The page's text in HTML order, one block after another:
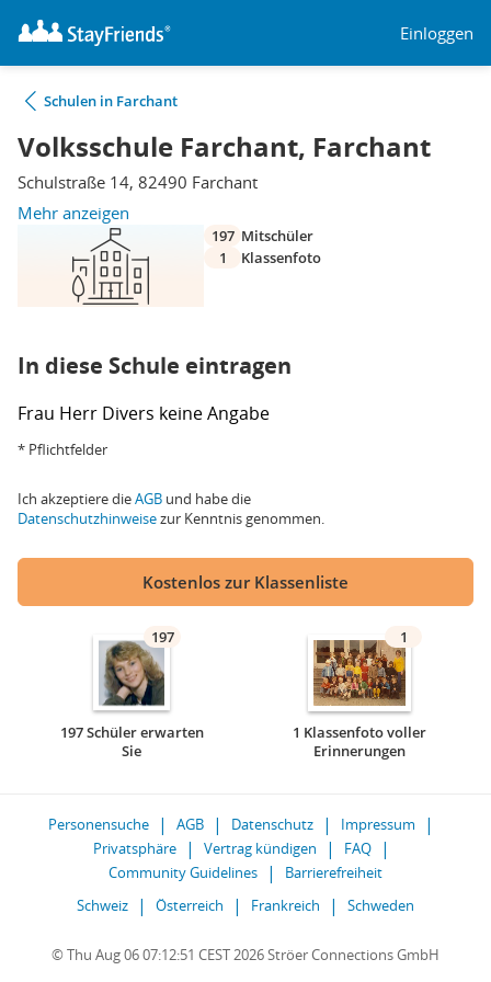
Einloggen
Schulen in Farchant
Volksschule Farchant, Farchant
Schulstraße 14, 82490 Farchant
Mehr anzeigen
197 Mitschüler
1
Klassenfoto
In diese Schule eintragen
Frau Herr Divers keine Angabe
* Pflichtfelder
Ich akzeptiere dieAGB und habe die
Datenschutzhinweisezur Kenntnis genommen.
Kostenlos zur Klassenliste
197
197 Schüler erwarten
Sie
1
1 Klassenfoto voller
Erinnerungen
Personensuche AGB Datenschutz
Impressum
Privatsphäre
Vertrag kündigen
FAQ
Community Guidelines
Barrierefreiheit
Schweiz
Österreich Frankreich Schweden
© Thu Aug 06 07:12:51 CEST 2026 Ströer Connections GmbH